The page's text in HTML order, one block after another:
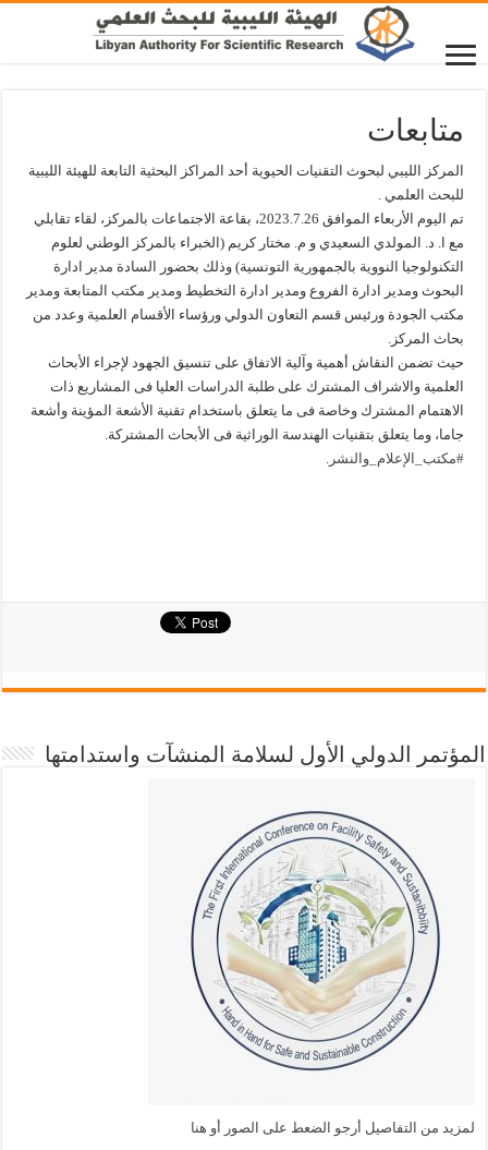
متابعات
المركز الليبي لبحوث التقنيات الحيوية أحد المراكز البحثية التابعة للهيئة الليبية
للبحث العلمي .
تم اليوم الأربعاء الموافق 2023.7.26، بقاعة الاجتماعات بالمركز، لقاء تقابلي
مع ا. د. المولدي السعيدي و م. مختار كريم (الخبراء بالمركز الوطني لعلوم
التكنولوجيا النووية بالجمهورية التونسية) وذلك بحضور السادة مدير ادارة
البحوث ومدير ادارة الفروع ومدير ادارة التخطيط ومدير مكتب المتابعة ومدير
مكتب الجودة ورئيس قسم التعاون الدولي ورؤساء الأقسام العلمية وعدد من
بحاث المركز.
حيث تضمن النقاش أهمية وآلية الاتفاق على تنسيق الجهود لإجراء الأبحاث
العلمية والاشراف المشترك على طلبة الدراسات العليا فى المشاريع ذات
الاهتمام المشترك وخاصة فى ما يتعلق باستخدام تقنية الأشعة المؤينة وأشعة
جاما، وما يتعلق بتقنيات الهندسة الوراثية فى الأبحاث المشتركة.
#مكتب_الإعلام_والنشر.
المؤتمر الدولي الأول لسلامة المنشآت واستدامتها
لمزيد من التفاصيل أرجو الضعط على الصور أو هنا